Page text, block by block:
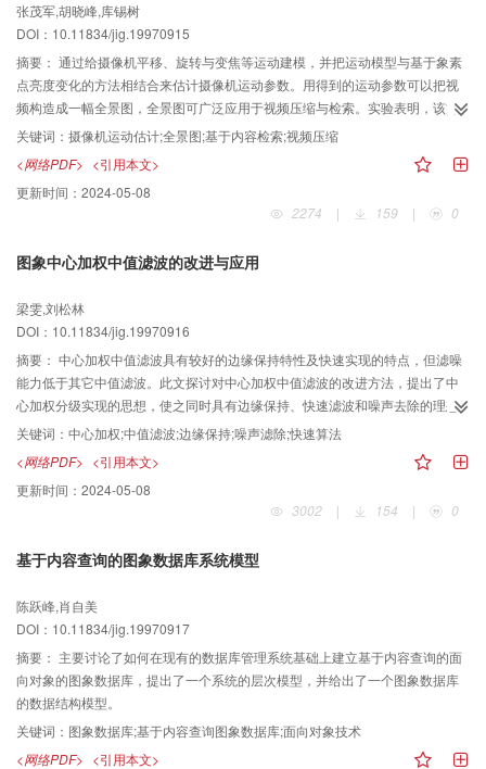
张茂军,胡晓峰,库锡树
DOI：10.11834/jig.19970915
摘要： 通过给摄像机平移、旋转与变焦等运动建模，并把运动模型与基于象素
点亮度变化的方法相结合来估计摄像机运动参数。用得到的运动参数可以把视
频构造成一幅全景图，全景图可广泛应用于视频压缩与检索。实验表明，该方
法可成功地应用于视频会议系统中的视频压缩与视频检索。
关键词： 摄像机运动估计;全景图;基于内容检索;视频压缩
<网络PDF> <引用本文>
更新时间： 2024-05-08
2274
| 159 | 0
图象中心加权中值滤波的改进与应用
梁雯,刘松林
DOI：10.11834/jig.19970916
摘要： 中心加权中值滤波具有较好的边缘保持特性及快速实现的特点，但滤噪
能力低于其它中值滤波。此文探讨对中心加权中值滤波的改进方法，提出了中
心加权分级实现的思想，使之同时具有边缘保持、快速滤波和噪声去除的理想
效果。
关键词： 中心加权;中值滤波;边缘保持;噪声滤除;快速算法
<网络PDF> <引用本文>
更新时间： 2024-05-08
3002
| 154 | 0
基于内容查询的图象数据库系统模型
陈跃峰,肖自美
DOI：10.11834/jig.19970917
摘要： 主要讨论了如何在现有的数据库管理系统基础上建立基于内容查询的面
向对象的图象数据库，提出了一个系统的层次模型，并给出了一个图象数据库
的数据结构模型。
关键词： 图象数据库;基于内容查询图象数据库;面向对象技术
<网络PDF> <引用本文>